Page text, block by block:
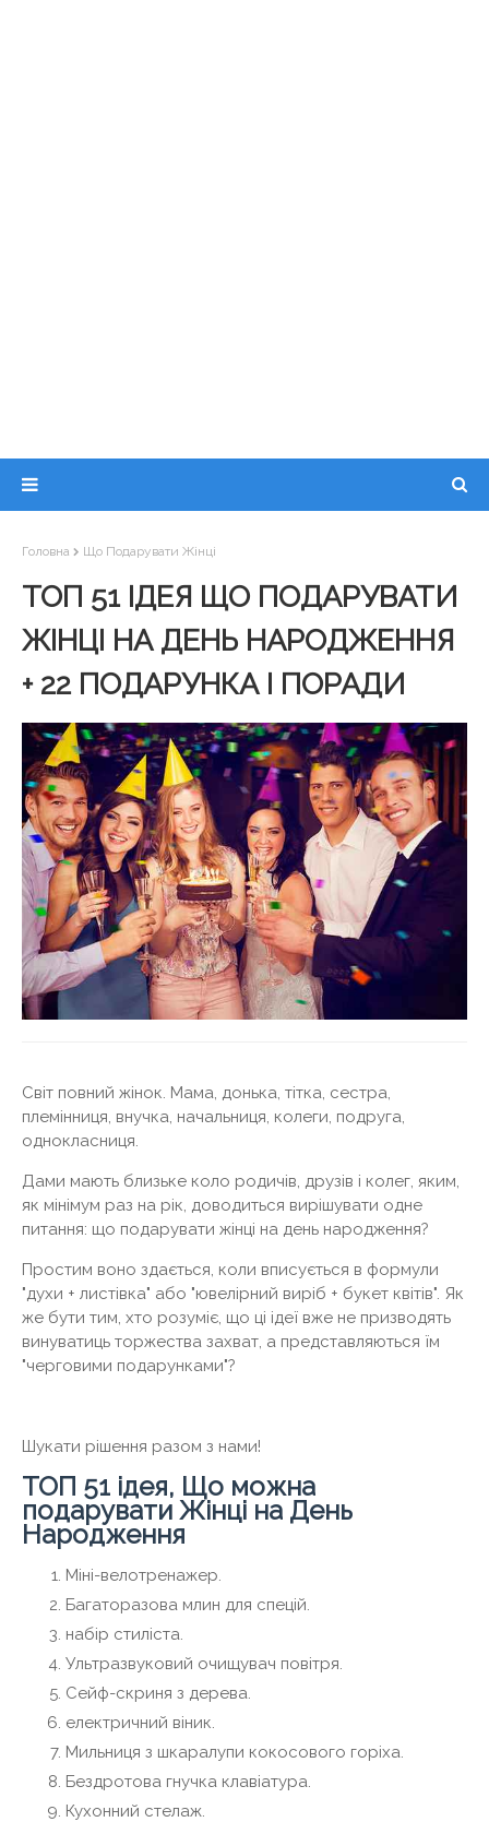
Головна Що Подарувати Жінці
ТОП 51 ІДЕЯ ЩО ПОДАРУВАТИ
ЖІНЦІ НА ДЕНЬ НАРОДЖЕННЯ
+ 22 ПОДАРУНКА І ПОРАДИ
Світ повний жінок. Мама, донька, тітка, сестра,
племінниця, внучка, начальниця, колеги, подруга,
однокласниця.
Дами мають близьке коло родичів, друзів і колег, яким,
як мінімум раз на рік, доводиться вирішувати одне
питання: що подарувати жінці на день народження?
Простим воно здається, коли вписується в формули
"духи + листівка" або "ювелірний виріб + букет квітів". Як
же бути тим, хто розуміє, що ці ідеї вже не призводять
винуватиць торжества захват, а представляються їм
"черговими подарунками"?
Шукати рішення разом з нами!
ТОП 51 ідея, Що можна
подарувати Жінці на День
Народження
Міні-велотренажер.
Багаторазова млин для спецій.
набір стиліста.
Ультразвуковий очищувач повітря.
Сейф-скриня з дерева.
електричний віник.
Мильниця з шкаралупи кокосового горіха.
Бездротова гнучка клавіатура.
Кухонний стелаж.